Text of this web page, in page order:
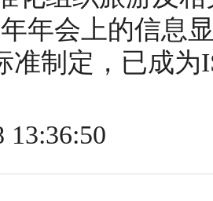
年年会上的信息
准制定，已成为
13:36:50